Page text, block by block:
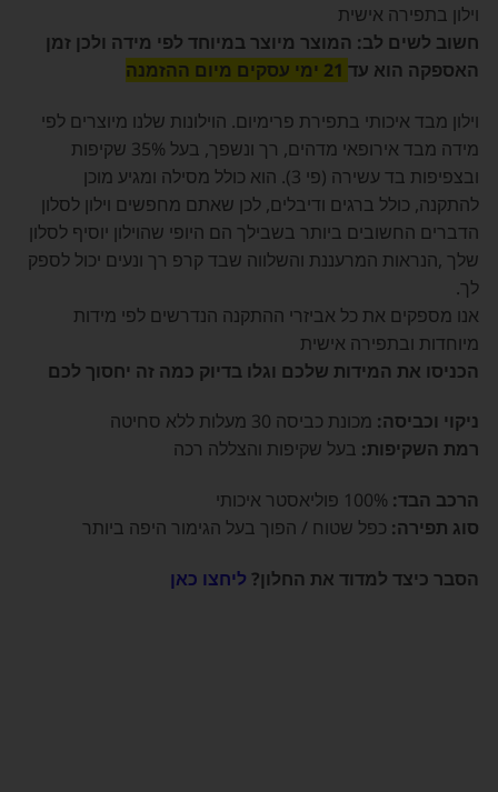
וילון בתפירה אישית
חשוב לשים לב: המוצר מיוצר במיוחד לפי מידה ולכן זמן
האספקה הוא עד21 ימי עסקים מיום ההזמנה
וילון מבד איכותי בתפירת פרימיום. הוילונות שלנו מיוצרים לפי
מידה מבד אירופאי מדהים, רך ונשפך, בעל 35% שקיפות
ובצפיפות בד עשירה (פי 3). הוא כולל מסילה ומגיע מוכן
להתקנה, כולל ברגים ודיבלים, לכן שאתם מחפשים וילון לסלון
הדברים החשובים ביותר בשבילך הם היופי שהוילון יוסיף לסלון
שלך ,הנראות המרעננת והשלווה שבד קרפ רך ונעים יכול לספק
לך.
אנו מספקים את כל אביזרי ההתקנה הנדרשים לפי מידות
מיוחדות ובתפירה אישית
הכניסו את המידות שלכם וגלו בדיוק כמה זה יחסוך לכם
ניקוי וכביסה:מכונת כביסה 30 מעלות ללא סחיטה
רמת השקיפות:בעל שקיפות והצללה רכה
הרכב הבד:100% פוליאסטר איכותי
סוג תפירה:כפל שטוח / הפוך בעל הגימור היפה ביותר
הסבר כיצד למדוד את החלון?ליחצו כאן